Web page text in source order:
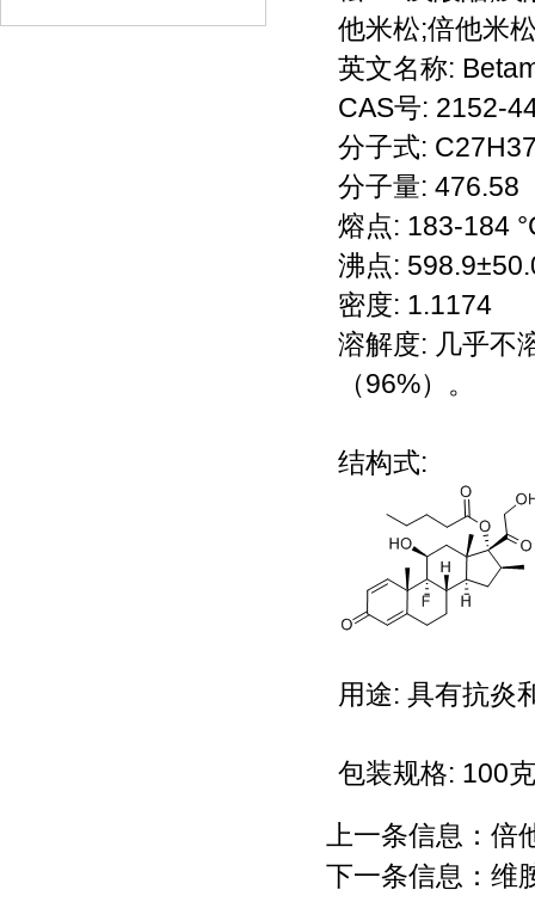
他米松;倍他米
英文名称:
CAS号: 2152-
分子式:
分子量: 476.58
熔点: 183-184
沸点:
密度: 1.1174
溶解度: 几乎不
（96%）。
结构式:
用途: 具有抗炎
包装规格: 100
上一条信息： 倍
下一条信息： 维